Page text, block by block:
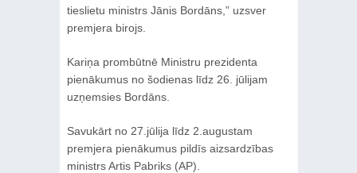
tieslietu ministrs Jānis Bordāns,” uzsver
premjera birojs.
Kariņa prombūtnē Ministru prezidenta
pienākumus no šodienas līdz 26. jūlijam
uzņemsies Bordāns.
Savukārt no 27.jūlija līdz 2.augustam
premjera pienākumus pildīs aizsardzības
ministrs Artis Pabriks (AP).